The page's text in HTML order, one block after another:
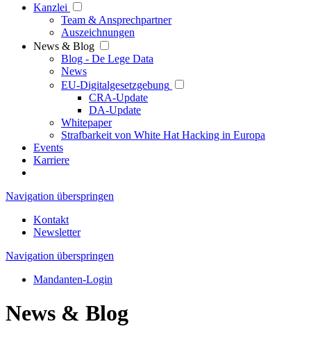
Kanzlei
Team & Ansprechpartner
Auszeichnungen
News & Blog
Blog - De Lege Data
News
EU-Digitalgesetzgebung
CRA-Update
DA-Update
Whitepaper
Strafbarkeit von White Hat Hacking in Europa
Events
Karriere
Navigation überspringen
Kontakt
Newsletter
Navigation überspringen
Mandanten-Login
News & Blog